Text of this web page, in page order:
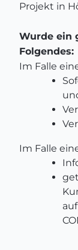
Projekt in
Wurde ein
Folgendes:
Im Falle
Im Falle